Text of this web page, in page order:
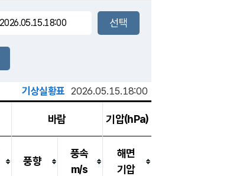
장호원
기상실황표 2026.05.15.18:00
바람 기압(hPa)
풍향
풍속
m/s
해면
기압